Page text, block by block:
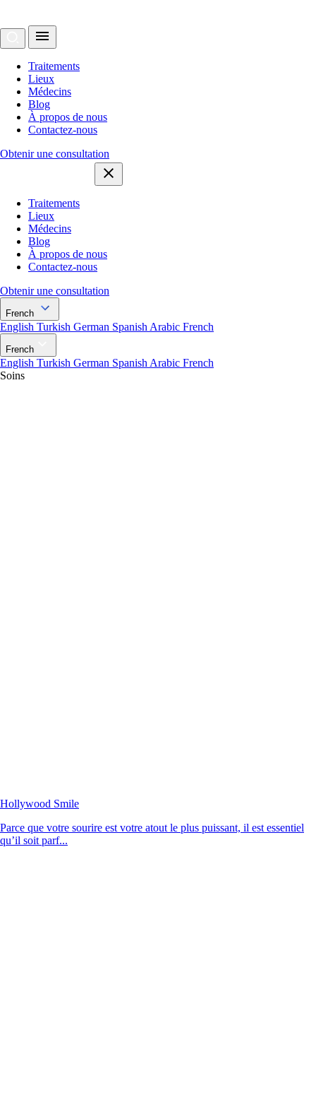
Traitements
Lieux
Médecins
Blog
À propos de nous
Contactez-nous
Obtenir une consultation
Traitements
Lieux
Médecins
Blog
À propos de nous
Contactez-nous
Obtenir une consultation
French
English Turkish German Spanish Arabic French
French
English Turkish German Spanish Arabic French
Soins
Hollywood Smile
Parce que votre sourire est votre atout le plus puissant, il est essentiel
qu’il soit parf...